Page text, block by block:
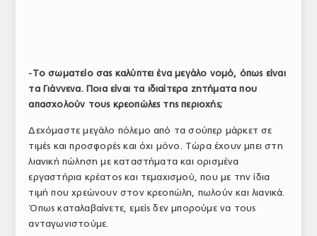
-Το σωματείο σας καλύπτει ένα μεγάλο νομό, όπως είναι
τα Γιάννενα. Ποια είναι τα ιδιαίτερα ζητήματα που
απασχολούν τους κρεοπώλες της περιοχής;
Δεχόμαστε μεγάλο πόλεμο από τα σούπερ μάρκετ σε
τιμές και προσφορές και όχι μόνο. Τώρα έχουν μπει στη
λιανική πώληση με καταστήματα και ορισμένα
εργαστήρια κρέατος και τεμαχισμού, που με την ίδια
τιμή που χρεώνουν στον κρεοπώλη, πωλούν και λιανικά.
Όπως καταλαβαίνετε, εμείς δεν μπορούμε να τους
ανταγωνιστούμε.